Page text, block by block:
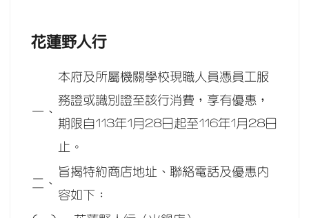
花蓮野人行
一、
本府及所屬機關學校現職人員憑員工服
務證或識別證至該行消費，享有優惠，
期限自113年1月28日起至116年1月28日
止。
二、
旨揭特約商店地址、聯絡電話及優惠內
容如下：